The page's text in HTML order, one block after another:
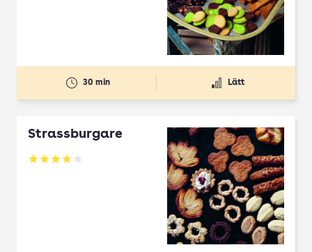
30 min Lätt
Strassburgare
Betyg: 3.78 av 5